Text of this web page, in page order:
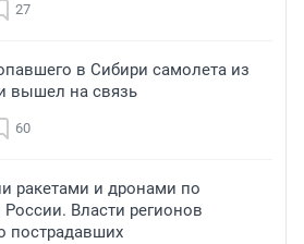
27
в Сибири самолета из
вышел на связь
60
ракетами и дронами по
России. Власти регионов
пострадавших